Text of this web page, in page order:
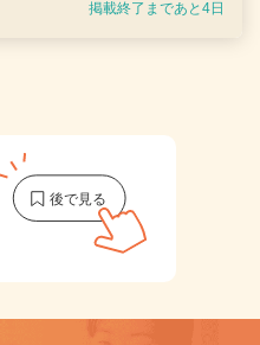
掲載終了まであと4日